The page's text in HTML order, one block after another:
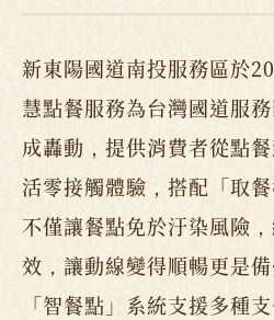
新東陽國道南投服務區於
慧點餐服務為台灣國道服
成轟動，提供消費者從點
活零接觸體驗，搭配「取
不僅讓餐點免於汙染風險
效，讓動線變得順暢更是
「智餐點」系統支援多種